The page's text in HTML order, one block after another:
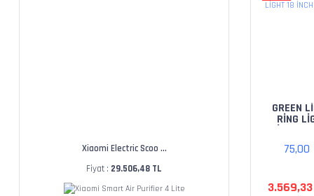
Xiaomi Electric Scoo ...
Fiyat : 29.506,48 TL
GREEN
RİNG
75,00
3.569,33